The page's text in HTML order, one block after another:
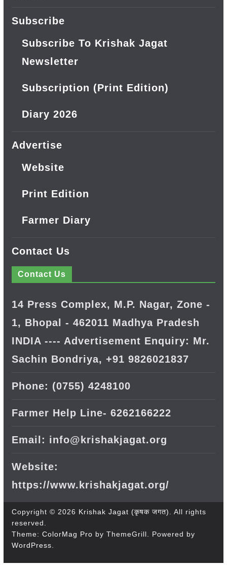
Subscribe
Subscribe To Krishak Jagat
Newsletter
Subscription (Print Edition)
Diary 2026
Advertise
Website
Print Edition
Farmer Diary
Contact Us
Contact Us
14 Press Complex, M.P. Nagar, Zone -
1, Bhopal - 462011 Madhya Pradesh
INDIA ---- Advertisement Enquiry: Mr.
Sachin Bondriya, +91 9826021837
Phone: (0755) 4248100
Farmer Help Line- 6262166222
Email: info@krishakjagat.org
Website:
https://www.krishakjagat.org/
Copyright © 2026 Krishak Jagat (कृषक जगत)
. All rights
reserved.
Theme: ColorMag Pro by ThemeGrill. Powered by
WordPress